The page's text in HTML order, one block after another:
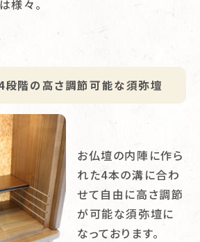
様々。
段階の高さ調節可能な須弥壇
お仏壇の内陣に作ら
れた4本の溝に合わ
せて自由に高さ調節
が可能な須弥壇に
なっております。